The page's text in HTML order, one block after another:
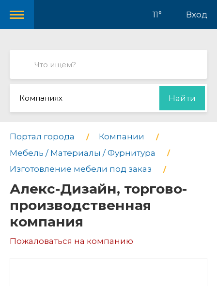
11° Вход
Компаниях Найти
Портал города
Компании
Мебель / Материалы / Фурнитура
Изготовление мебели под заказ
Алекс-Дизайн, торгово-
производственная
компания
Пожаловаться на компанию